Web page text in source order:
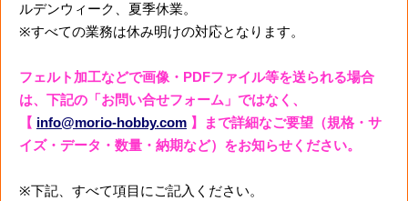
ルデンウィーク、夏季休業。
※すべての業務は休み明けの対応となります。
フェルト加工などで画像・PDFファイル等を送られる場合
は、下記の「お問い合せフォーム」ではなく、
【 info@morio-hobby.com 】まで詳細なご要望（規格・サ
イズ・データ・数量・納期など）をお知らせください。
※下記、すべて項目にご記入ください。